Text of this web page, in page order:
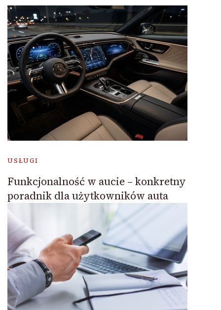
USŁUGI
Funkcjonalność w aucie – konkretny
poradnik dla użytkowników auta